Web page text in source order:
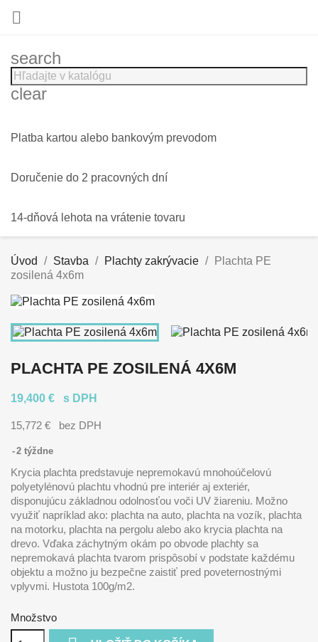

search
clear
Platba kartou alebo bankovým prevodom
Doručenie do 2 pracovných dní
14-dňová lehota na vrátenie tovaru
Úvod Stavba Plachty zakrývacie
Plachta PE
zosilená 4x6m
PLACHTA PE ZOSILENÁ 4X6M
19,400 € s DPH
15,772 € bez DPH
2 týždne
Krycia plachta predstavuje nepremokavú mnohoúčelovú
polyetylénovú plachtu vhodnú pre interiér aj exteriér,
disponujúcu základnou odolnosťou voči UV žiareniu. Možno
využiť napríklad ako: plachta na auto, plachta na vozík, plachta
na motorku, plachta na pergolu alebo ako krycia plachta na
drevo. Vďaka záchytným okám po obvode plachty sa
nepremokavá plachta tvarom prispôsobí v podstate každému
objektu a možno ju bezpečne zaistiť pred poveternostnými
vplyvmi. Hustota 100g/m2.
Množstvo